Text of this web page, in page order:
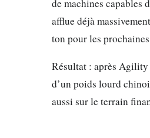
de machines capables
afflue déjà
ton pour les
Résultat : après Agility
d’un poids lourd
aussi sur le terrain